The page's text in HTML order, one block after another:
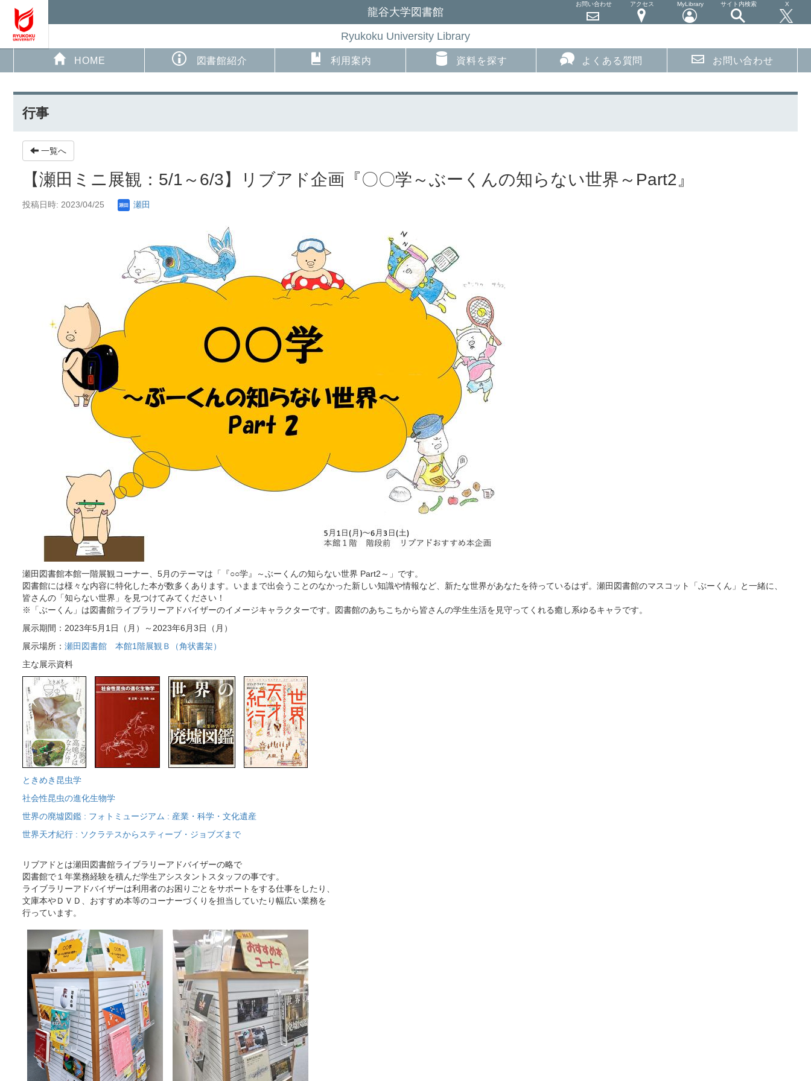
龍谷大学図書館
Ryukoku University Library
お問い合わせ アクセス MyLibrary サイト内検索 X
HOME 図書館紹介 利用案内 資料を探す よくある質問 お問い合わせ
行事
一覧へ
【瀬田ミニ展観：5/1～6/3】リブアド企画『〇〇学～ぶーくんの知らない世界～Part2』
投稿日時: 2023/04/25 瀬田
瀬田図書館本館一階展観コーナー、5月のテーマは「『○○学』～ぶーくんの知らない世界 Part2～」です。
図書館には様々な内容に特化した本が数多くあります。いままで出会うことのなかった新しい知識や情報など、新たな世界があなたを待っているはず。瀬田図書館のマスコット「ぶーくん」と一緒に、
皆さんの「知らない世界」を見つけてみてください！
※「ぶーくん」は図書館ライブラリーアドバイザーのイメージキャラクターです。図書館のあちこちから皆さんの学生生活を見守ってくれる癒し系ゆるキャラです。
展示期間：2023年5月1日（月）～2023年6月3日（月）
展示場所： 瀬田図書館 本館1階展観Ｂ（角状書架）
主な展示資料
ときめき昆虫学
社会性昆虫の進化生物学
世界の廃墟図鑑 : フォトミュージアム : 産業・科学・文化遺産
世界天才紀行 : ソクラテスからスティーブ・ジョブズまで
リブアドとは瀬田図書館ライブラリーアドバイザーの略で
図書館で１年業務経験を積んだ学生アシスタントスタッフの事です。
ライブラリーアドバイザーは利用者のお困りごとをサポートをする仕事をしたり、
文庫本やＤＶＤ、おすすめ本等のコーナーづくりを担当していたり幅広い業務を
行っています。